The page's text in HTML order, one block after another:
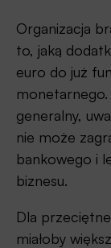
Organizacja
to, jaką
euro do już
monetarnego.
generalny,
nie może
bankowego i
biznesu.
Dla
miałoby